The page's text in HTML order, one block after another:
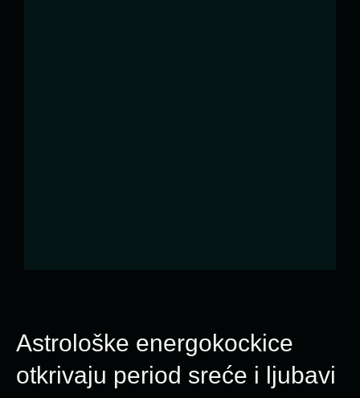
Astrološke energokockice
otkrivaju period sreće i ljubavi